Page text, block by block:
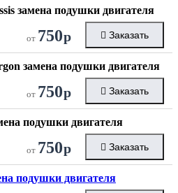
замена подушки двигателя
от 750р Заказать
замена подушки двигателя
от 750р Заказать
подушки двигателя
от 750р Заказать
подушки двигателя